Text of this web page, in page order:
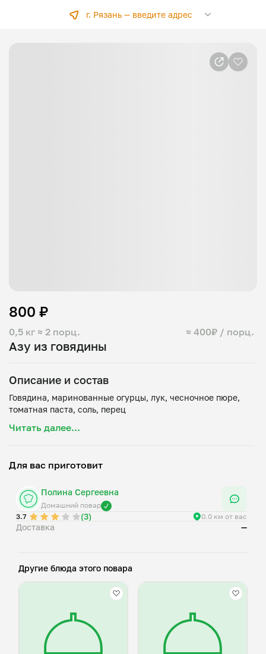
г. Рязань —введите адрес
Азу из говядины
0,5 кг ≈ 2 порц. ≈ 400₽ / порц.
800 ₽
Описание и состав
Говядина, маринованные огурцы, лук, чесночное пюре,
Читать далее...
Для вас приготовит
Полина Сергеевна
Домашний повар
3.7
(3) 0.0 км от вас
Доставка —
Другие блюда этого повара